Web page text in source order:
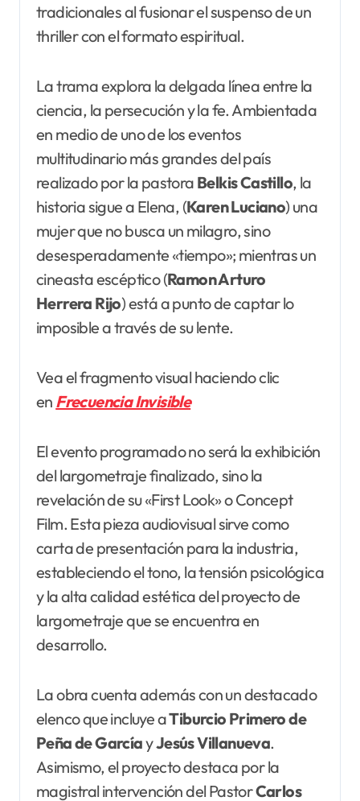
tradicionales al fusionar el suspenso de un
thriller con el formato espiritual.
La trama explora la delgada línea entre la
ciencia, la persecución y la fe. Ambientada
en medio de uno de los eventos
multitudinario más grandes del país
realizado por la pastora Belkis Castillo, la
historia sigue a Elena, (Karen Luciano) una
mujer que no busca un milagro, sino
desesperadamente «tiempo»; mientras un
cineasta escéptico (Ramon Arturo
Herrera Rijo) está a punto de captar lo
imposible a través de su lente.
Vea el fragmento visual haciendo clic
en Frecuencia Invisible
El evento programado no será la exhibición
del largometraje finalizado, sino la
revelación de su «First Look» o Concept
Film. Esta pieza audiovisual sirve como
carta de presentación para la industria,
estableciendo el tono, la tensión psicológica
y la alta calidad estética del proyecto de
largometraje que se encuentra en
desarrollo.
La obra cuenta además con un destacado
elenco que incluye aTiburcio Primero de
Peña deGarcíayJesús Villanueva.
Asimismo, el proyecto destaca por la
magistral intervención del PastorCarlos